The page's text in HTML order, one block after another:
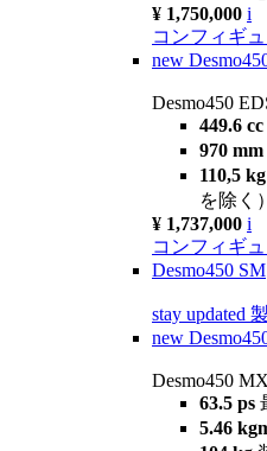
¥ 1,750,000 i
コンフィギ
new
Desmo450
449.6 cc
970 mm
110,5
を除く）
¥ 1,737,000 i
コンフィギ
Desmo450 SM
stay updated
new
Desmo450
63.5 ps
5.46